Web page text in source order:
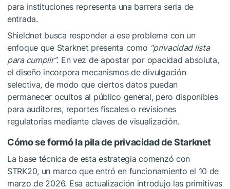
para instituciones representa una barrera seria de
entrada.
Shieldnet busca responder a ese problema con un
enfoque que Starknet presenta como “privacidad lista
para cumplir”. En vez de apostar por opacidad absoluta,
el diseño incorpora mecanismos de divulgación
selectiva, de modo que ciertos datos puedan
permanecer ocultos al público general, pero disponibles
para auditores, reportes fiscales o revisiones
regulatorias mediante claves de visualización.
Cómo se formó la pila de privacidad de Starknet
La base técnica de esta estrategia comenzó con
STRK20, un marco que entró en funcionamiento el 10 de
marzo de 2026. Esa actualización introdujo las primitivas